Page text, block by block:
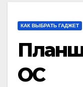
КАК ВЫБРАТЬ ГАДЖЕТ
ОС